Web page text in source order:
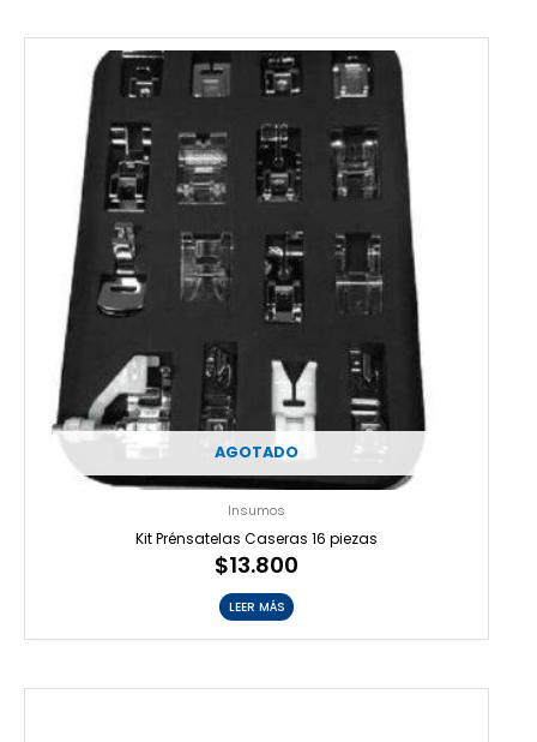
AGOTADO
Insumos
Kit Prénsatelas Caseras 16 piezas
$13.800
LEER MÁS